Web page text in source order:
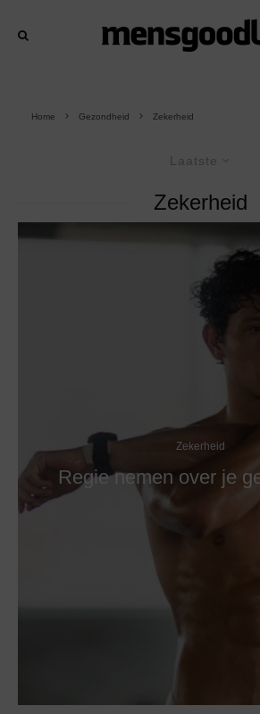
Home Gezondheid Zekerheid
Laatste
Zekerheid
Zekerheid
Regie nemen over je